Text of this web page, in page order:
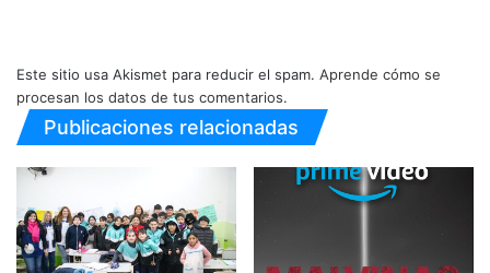
Este sitio usa Akismet para reducir el spam. Aprende cómo se
procesan los datos de tus comentarios.
Publicaciones relacionadas